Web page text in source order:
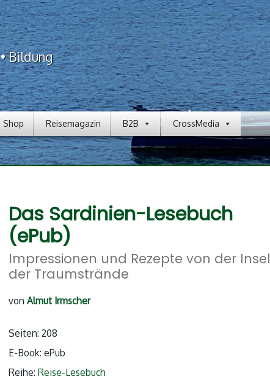
Bildung
Shop Reisemagazin B2B CrossMedia
Das Sardinien-Lesebuch
(ePub)
Impressionen und Rezepte von der Insel
der Traumstrände
vonAlmut Irmscher
Seiten: 208
E-Book: ePub
Reihe:Reise-Lesebuch